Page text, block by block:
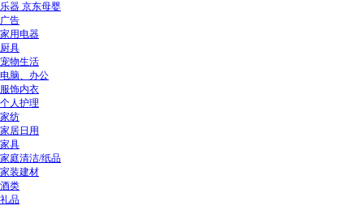
乐器 京东母婴
广告
家用电器
厨具
宠物生活
电脑、办公
服饰内衣
个人护理
家纺
家居日用
家具
家庭清洁/纸品
家装建材
酒类
礼品